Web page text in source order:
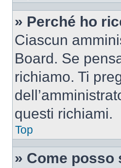
» Perché ho
Ciascun
Board. Se
richiamo. Ti
questi richiami.
Top
» Come posso